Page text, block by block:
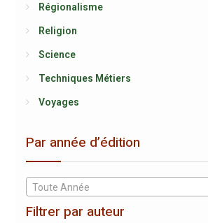
Régionalisme
Religion
Science
Techniques Métiers
Voyages
Par année d’édition
Toute Année
Filtrer par auteur